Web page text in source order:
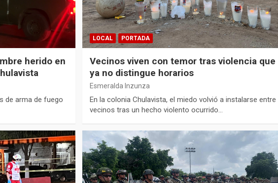
herido en
de arma de fuego
LOCAL PORTADA
Vecinos viven con temor tras violencia que
ya no distingue horarios
Esmeralda Inzunza
En la colonia Chulavista, el miedo volvió a instalarse entre
vecinos tras un hecho violento ocurrido…